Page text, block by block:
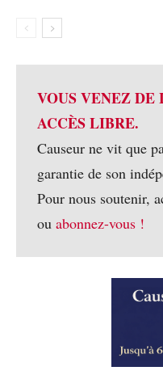
VOUS VENEZ
ACCÈS LIBRE.
Causeur ne vit que
garantie de son
Pour nous soutenir,
ou abonnez-vous !